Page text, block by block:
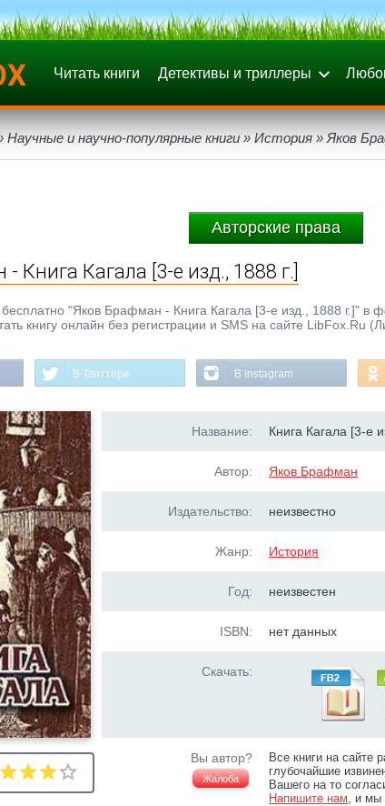
Читать книги Детективы и триллеры
Научные и научно-популярные книги » История » Яков
Авторские права
Книга Кагала [3-е изд., 1888 г.]
"Яков Брафман - Книга Кагала [3-е изд., 1888 г.]"
книгу онлайн без регистрации и SMS на сайте LibFox.Ru
В Твиттере В Instagram
Название: Книга Кагала [3-е
Автор: Яков Брафман
Издательство: неизвестно
Жанр: История
Год: неизвестен
ISBN: нет данных
Скачать:
Вы автор?
Жалоба
Все книги на сайте
глубочайшие
Вашего на то
Напишите нам, и мы